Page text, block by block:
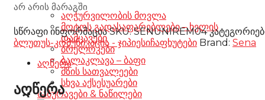
აღჭურვილობის მოვლა
მოტოს გადასაფარებლები – ხელის
დამცავები
ბრელოკები
ბალაკლავა – ბაფი
მზის სათვალეები
სხვა აქსესუარები
საბურავები & ნაწილები
არ არის მარაგში
სწრაფი ინფორმაცია SKU:SENUNIREM04
ბლუთუს-კომუნიკაცია - ჯიპიესიჩაფხუტები Brand: Sena
აღწერა
აღწერა